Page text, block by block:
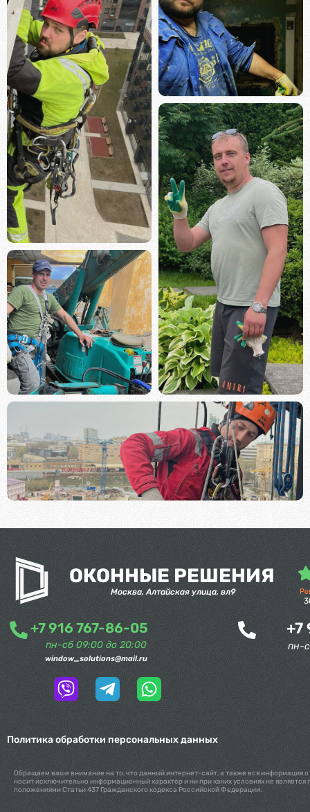
ОКОННЫЕ РЕШЕНИЯ
Москва, Алтайская улица, вл9
+7 916 767-86-05
пн-сб 09:00 до 20:00
window_solutions@mail.ru
+7
пн-
Политика обработки персональных данных
Обращаем ваше внимание на то, что данный интернет-сайт, а также вся информация
носит исключительно информационный характер и ни при каких условиях не
положениями Статьи 437 Гражданского кодекса Российской Федерации.